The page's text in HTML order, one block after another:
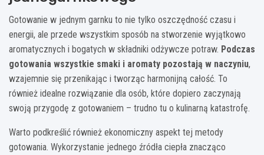
Gotowanie w jednym garnku to nie tylko oszczędność czasu i
energii, ale przede wszystkim sposób na stworzenie wyjątkowo
aromatycznych i bogatych w składniki odżywcze potraw. Podczas
gotowania wszystkie smaki i aromaty pozostają w naczyniu,
wzajemnie się przenikając i tworząc harmonijną całość. To
również idealne rozwiązanie dla osób, które dopiero zaczynają
swoją przygodę z gotowaniem – trudno tu o kulinarną katastrofę.
Warto podkreślić również ekonomiczny aspekt tej metody
gotowania. Wykorzystanie jednego źródła ciepła znacząco